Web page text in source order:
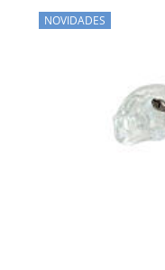
NOVIDADES